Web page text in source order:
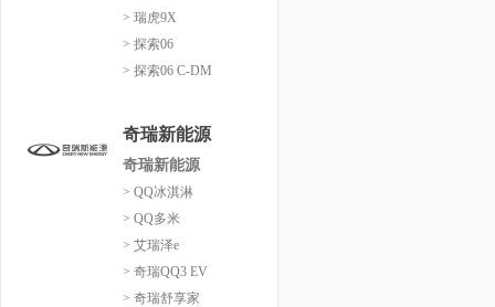
> 瑞虎9X
> 探索06
> 探索06 C-DM
奇瑞新能源
奇瑞新能源
> QQ冰淇淋
> QQ多米
> 艾瑞泽e
> 奇瑞QQ3 EV
> 奇瑞舒享家